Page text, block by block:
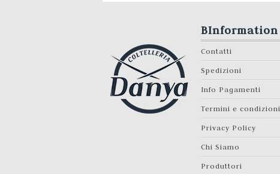
FOCUS - CONF. 50
PEZZI...
42,00 €
TAGLIACUTICOLE...
BInformation
Contatti
Spedizioni
Info Pagamenti
Termini e condizioni
Privacy Policy
Chi Siamo
Produttori